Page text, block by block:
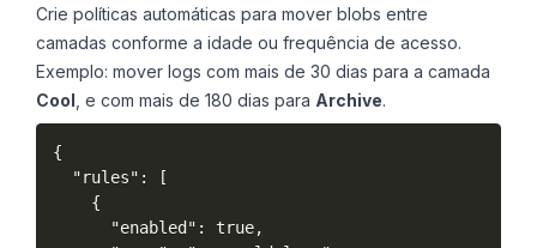
Crie políticas automáticas para mover blobs entre
camadas conforme a idade ou frequência de acesso.
Exemplo: mover logs com mais de 30 dias para a camada
Cool , e com mais de 180 dias para Archive.
{
  "rules": [
    {
      "enabled": true,